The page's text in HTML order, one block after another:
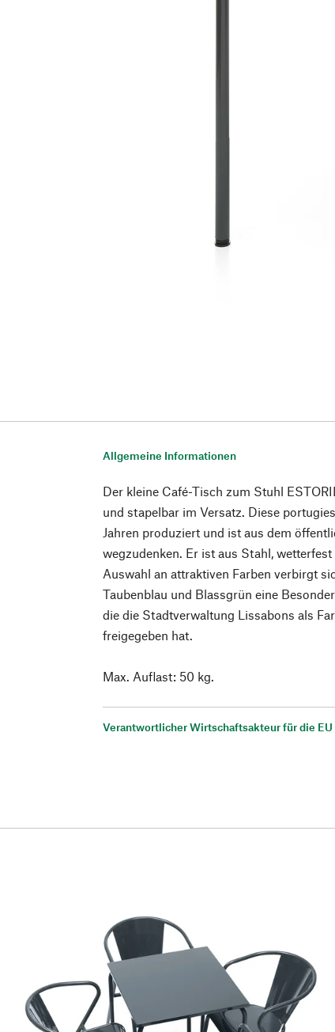
Allgemeine Informationen
Der kleine Café-Tisch zum Stuhl
und stapelbar im Versatz. Diese
Jahren produziert und ist aus dem
wegzudenken. Er ist aus Stahl,
Auswahl an attraktiven Farben verbirgt
Taubenblau und Blassgrün eine
die die Stadtverwaltung Lissabons als
freigegeben hat.
Max. Auflast: 50 kg.
Verantwortlicher Wirtschaftsakteur für die EU